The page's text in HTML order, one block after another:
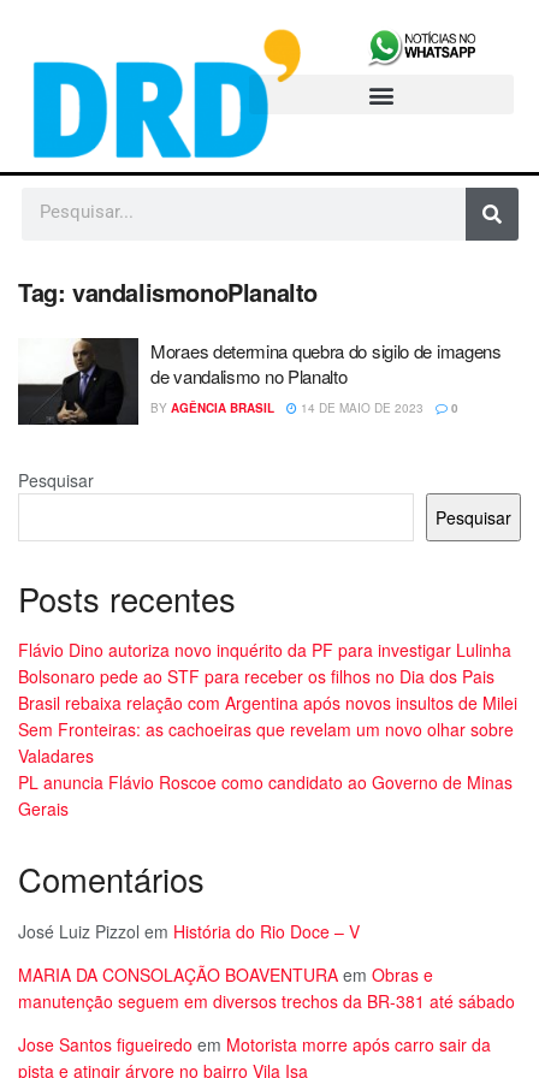
Tag: vandalismonoPlanalto
Moraes determina quebra do sigilo de imagens
de vandalismo no Planalto
BY AGÊNCIA BRASIL 14 DE MAIO DE 2023 0
Pesquisar
Pesquisar
Posts recentes
Flávio Dino autoriza novo inquérito da PF para investigar Lulinha
Bolsonaro pede ao STF para receber os filhos no Dia dos Pais
Brasil rebaixa relação com Argentina após novos insultos de Milei
Sem Fronteiras: as cachoeiras que revelam um novo olhar sobre
Valadares
PL anuncia Flávio Roscoe como candidato ao Governo de Minas
Gerais
Comentários
José Luiz Pizzol em História do Rio Doce – V
MARIA DA CONSOLAÇÃO BOAVENTURA em Obras e
manutenção seguem em diversos trechos da BR-381 até sábado
Jose Santos figueiredo em Motorista morre após carro sair da
pista e atingir árvore no bairro Vila Isa